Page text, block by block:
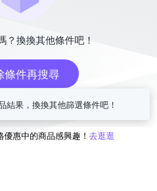
？換換其他條件吧！
條件再搜尋
或
惠中的商品感興趣！ 去逛逛
結果，換換其他篩選條件吧！